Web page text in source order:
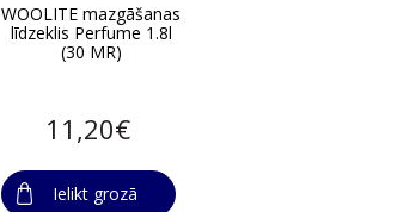
WOOLITE mazgāšanas
līdzeklis Perfume 1.8l
(30 MR)
11,20€
Ielikt grozā